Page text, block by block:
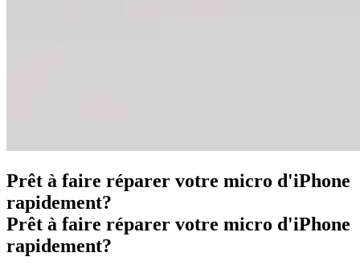
Prêt à faire réparer votre micro d'iPhone
rapidement?
Prêt à faire réparer votre micro d'iPhone
rapidement?